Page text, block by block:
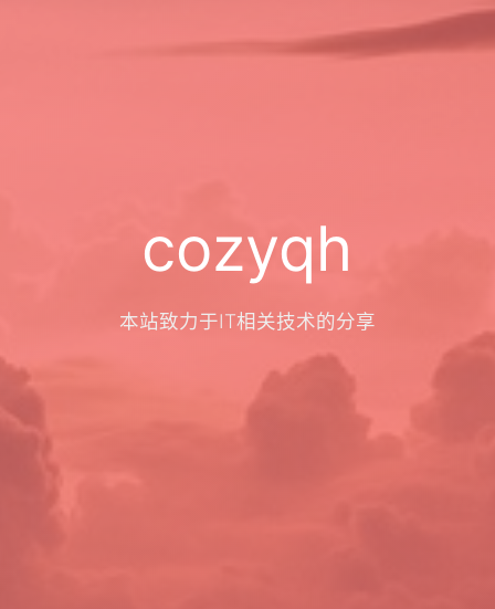
cozyqh
本站致力于IT相关技术的分享